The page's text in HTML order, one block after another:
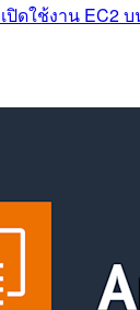
ดใช้งาน EC2 บ